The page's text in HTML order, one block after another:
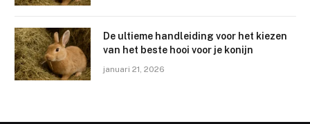
De ultieme handleiding voor het kiezen
van het beste hooi voor je konijn
januari 21, 2026